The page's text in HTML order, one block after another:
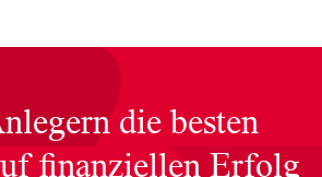
die besten
finanziellen Erfolg